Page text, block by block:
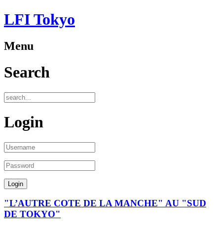
LFI Tokyo
Menu
Search
Login
"L’AUTRE COTE DE LA MANCHE" AU "SUD
DE TOKYO"